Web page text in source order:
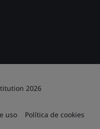
2026
uso Política de cookies